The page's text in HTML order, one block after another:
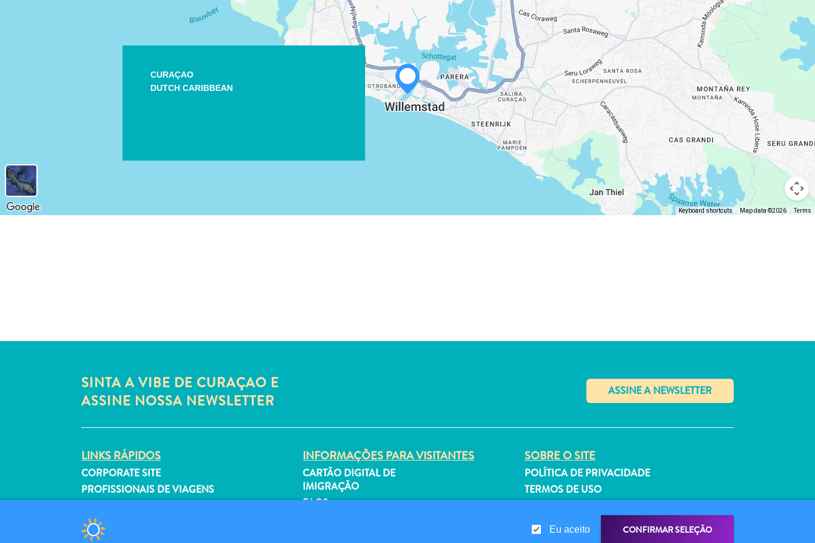
CURAÇAO
DUTCH CARIBBEAN
Keyboard shortcuts Map data ©2026 Terms
SINTA A VIBE DE CURAÇAO E
ASSINE NOSSA NEWSLETTER
✕
LINKS RÁPIDOS
CORPORATE SITE
PROFISSIONAIS DE VIAGENS
ENVIE SEU EVENTO
INFORMAÇÕES PARA VISITANTES
CARTÃO DIGITAL DE
IMIGRAÇÃO
FAQS
SOBRE O SITE
POLÍTICA DE PRIVACIDADE
TERMOS DE USO
Eu aceito CONFIRMAR SELEÇÃO